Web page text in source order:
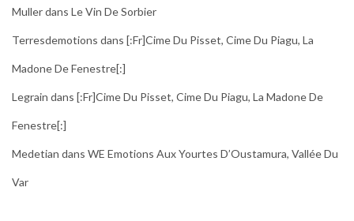
Mullerdans Le Vin De Sorbier
Terresdemotions dans [:fr]Cime Du Pisset, Cime Du Piagu, La
Madone De Fenestre[:]
Legrain dans [:fr]Cime Du Pisset, Cime Du Piagu, La Madone De
Fenestre[:]
Medetian dans WE Emotions Aux Yourtes D’Oustamura, Vallée Du
Var